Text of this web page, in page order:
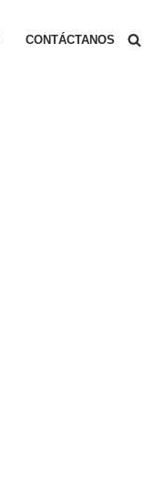
CONTÁCTANOS